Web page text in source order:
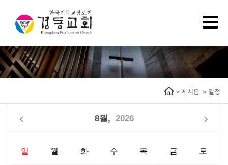
>게시판 > 일정
8월, 2026
일 월 화 수 목 금 토